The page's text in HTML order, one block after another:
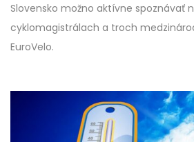
Slovensko možno aktívne spoznávať
cyklomagistrálach a troch
EuroVelo.